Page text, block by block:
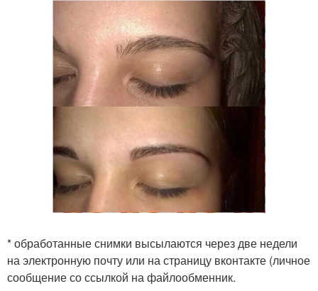
* обработанные снимки высылаются через две недели
на электронную почту или на страницу вконтакте (личное
сообщение со ссылкой на файлообменник.